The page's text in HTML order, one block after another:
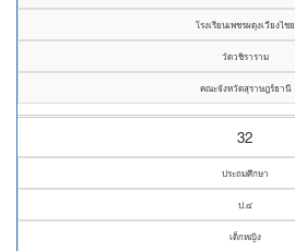
โรงเรียนเพชรผดุงเวียงไชย
วัดวชิราราม
คณะจังหวัดสุราษฎร์ธานี
32
ประถมศึกษา
ป.๔
เด็กหญิง